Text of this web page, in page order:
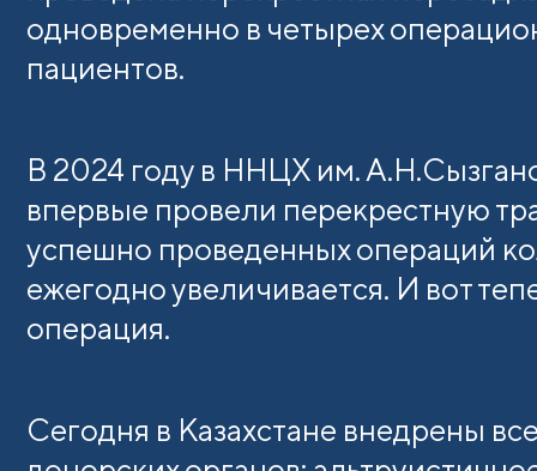
одновременно в четырех
пациентов.
В 2024 году в ННЦХ им.
впервые провели перекрестную
успешно проведенных операций
ежегодно увеличивается. И вот
операция.
Сегодня в Казахстане внедрены